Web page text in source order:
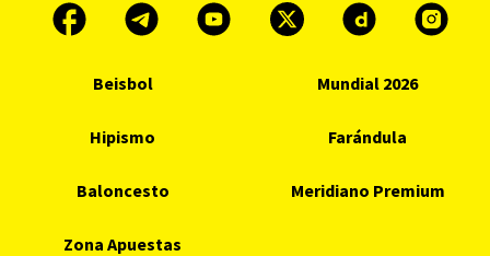
Beisbol Mundial 2026
Hipismo Farándula
Baloncesto Meridiano Premium
Zona Apuestas